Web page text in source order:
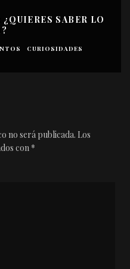
SABER LO
CURIOSIDADES
no será publicada. Los
con *